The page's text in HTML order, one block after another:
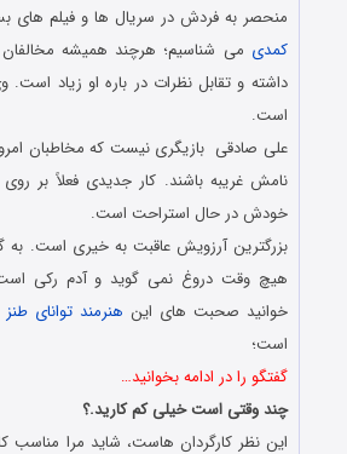
منحصر به فردش در سریال ها و فیلم های
کمدی می شناسیم؛ هرچند همیشه
داشته و تقابل نظرات در باره او زیاد
است.
علی صادقی بازیگری نیست که مخاطبان
نامش غریبه باشند. کار جدیدی فعلاً بر روی
خودش در حال استراحت است.
بزرگترین آرزویش عاقبت به خیری است.
هیچ وقت دروغ نمی گوید و آدم رکی
خوانید صحبت های این هنرمند توانای
است؛
گفتگو را در ادامه بخوانید…
چند وقتی است خیلی کم کارید.؟
این نظر کارگردان هاست، شاید مرا مناسب